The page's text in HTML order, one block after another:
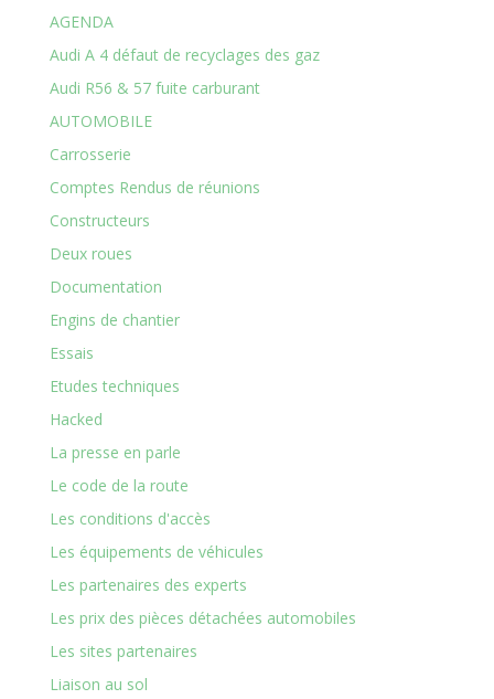
AGENDA
Audi A 4 défaut de recyclages des gaz
Audi R56 & 57 fuite carburant
AUTOMOBILE
Carrosserie
Comptes Rendus de réunions
Constructeurs
Deux roues
Documentation
Engins de chantier
Essais
Etudes techniques
Hacked
La presse en parle
Le code de la route
Les conditions d'accès
Les équipements de véhicules
Les partenaires des experts
Les prix des pièces détachées automobiles
Les sites partenaires
Liaison au sol